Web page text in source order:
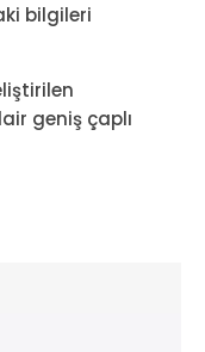
bilgileri
geniş çaplı